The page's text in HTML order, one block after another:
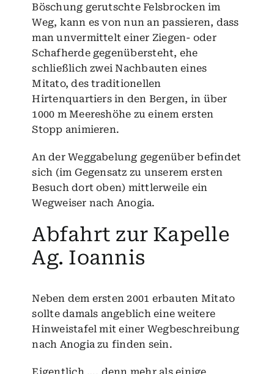
Böschung gerutschte Felsbrocken im
Weg, kann es von nun an passieren, dass
man unvermittelt einer Ziegen- oder
Schafherde gegenübersteht, ehe
schließlich zwei Nachbauten eines
Mitato, des traditionellen
Hirtenquartiers in den Bergen, in über
1000 m Meereshöhe zu einem ersten
Stopp animieren.
An der Weggabelung gegenüber befindet
sich (im Gegensatz zu unserem ersten
Besuch dort oben) mittlerweile ein
Wegweiser nach Anogia.
Abfahrt zur Kapelle
Ag. Ioannis
Neben dem ersten 2001 erbauten Mitato
sollte damals angeblich eine weitere
Hinweistafel mit einer Wegbeschreibung
nach Anogia zu finden sein.